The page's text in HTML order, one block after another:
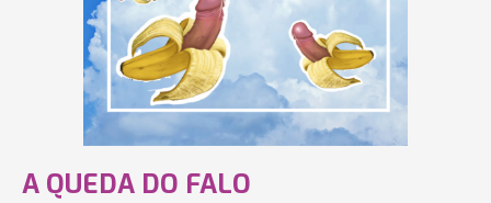
A QUEDA DO FALO